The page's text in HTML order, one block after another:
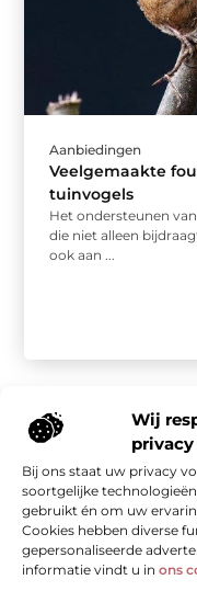
Wij
privacy
Bij ons staat uw privacy
soortgelijke
gebruikt én om uw
Cookies hebben diverse
gepersonaliseerde
informatie vindt u in ons
Aanbiedingen
Veelgemaakte
tuinvogels
Het ondersteunen
die niet alleen
ook aan ...
Onze informatie